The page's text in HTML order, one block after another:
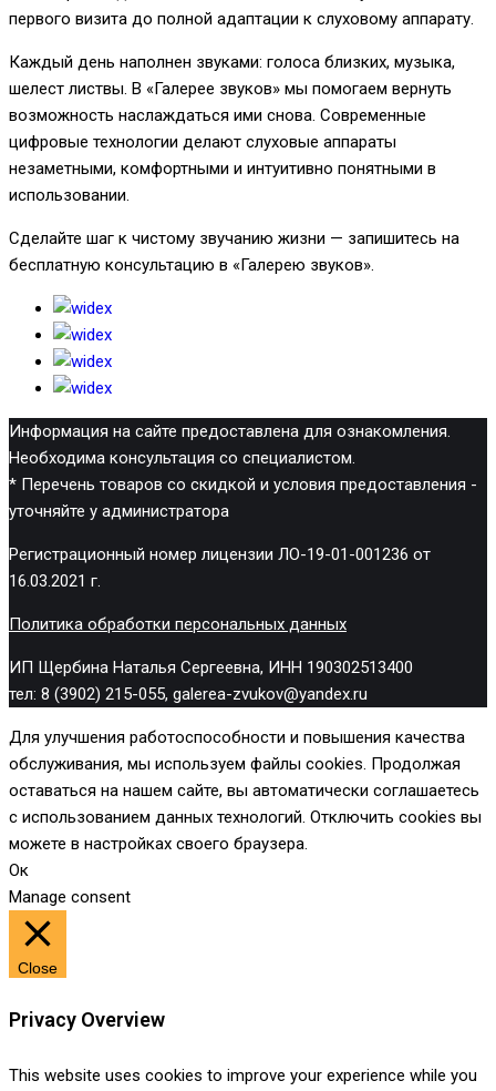
первого визита до полной адаптации к слуховому аппарату.
Каждый день наполнен звуками: голоса близких, музыка,
шелест листвы. В «Галерее звуков» мы помогаем вернуть
возможность наслаждаться ими снова. Современные
цифровые технологии делают слуховые аппараты
незаметными, комфортными и интуитивно понятными в
использовании.
Сделайте шаг к чистому звучанию жизни — запишитесь на
бесплатную консультацию в «Галерею звуков».
Информация на сайте предоставлена для ознакомления.
Необходима консультация со специалистом.
* Перечень товаров со скидкой и условия предоставления -
уточняйте у администратора
Регистрационный номер лицензии ЛО-19-01-001236 от
16.03.2021 г.
Политика обработки персональных данных
ИП Щербина Наталья Сергеевна, ИНН 190302513400
тел: 8 (3902) 215-055, galerea-zvukov@yandex.ru
Для улучшения работоспособности и повышения качества
обслуживания, мы используем файлы cookies. Продолжая
оставаться на нашем сайте, вы автоматически соглашаетесь
с использованием данных технологий. Отключить cookies вы
можете в настройках своего браузера.
Ок
Manage consent
Close
Privacy Overview
This website uses cookies to improve your experience while you